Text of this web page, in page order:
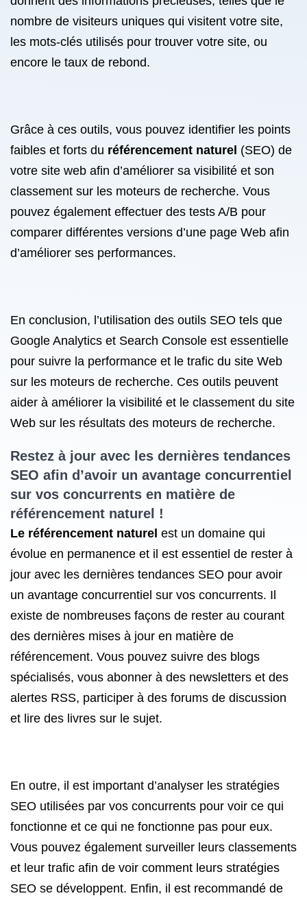
nombre de visiteurs uniques qui visitent votre site,
les mots-clés utilisés pour trouver votre site, ou
encore le taux de rebond.
Grâce à ces outils, vous pouvez identifier les points
faibles et forts du référencement naturel (SEO) de
votre site web afin d’améliorer sa visibilité et son
classement sur les moteurs de recherche. Vous
pouvez également effectuer des tests A/B pour
comparer différentes versions d’une page Web afin
d’améliorer ses performances.
En conclusion, l’utilisation des outils SEO tels que
Google Analytics et Search Console est essentielle
pour suivre la performance et le trafic du site Web
sur les moteurs de recherche. Ces outils peuvent
aider à améliorer la visibilité et le classement du site
Web sur les résultats des moteurs de recherche.
Restez à jour avec les dernières tendances
SEO afin d’avoir un avantage concurrentiel
sur vos concurrents en matière de
référencement naturel !
Le référencement naturel est un domaine qui
évolue en permanence et il est essentiel de rester à
jour avec les dernières tendances SEO pour avoir
un avantage concurrentiel sur vos concurrents. Il
existe de nombreuses façons de rester au courant
des dernières mises à jour en matière de
référencement. Vous pouvez suivre des blogs
spécialisés, vous abonner à des newsletters et des
alertes RSS, participer à des forums de discussion
et lire des livres sur le sujet.
En outre, il est important d’analyser les stratégies
SEO utilisées par vos concurrents pour voir ce qui
fonctionne et ce qui ne fonctionne pas pour eux.
Vous pouvez également surveiller leurs classements
et leur trafic afin de voir comment leurs stratégies
SEO se développent. Enfin, il est recommandé de